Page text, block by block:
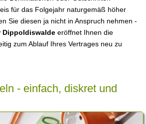
für das Folgejahr naturgemäß höher
Sie diesen ja nicht in Anspruch nehmen -
Dippoldiswalde eröffnet Ihnen die
zum Ablauf Ihres Vertrages neu zu
- einfach, diskret und